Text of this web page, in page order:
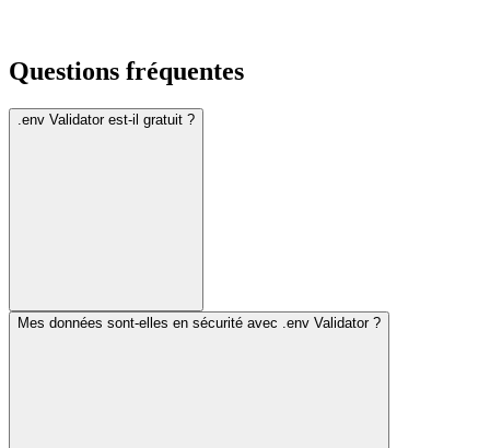
Questions fréquentes
.env Validator est-il gratuit ?
Mes données sont-elles en sécurité avec .env Validator ?